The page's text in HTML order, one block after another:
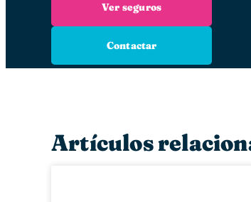
Ver seguros
Contactar
Artículos